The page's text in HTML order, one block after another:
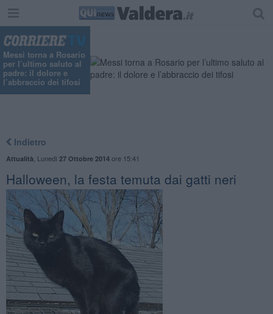
Messi torna a Rosario
per l’ultimo saluto al
padre: il dolore e
l’abbraccio dei tifosi
Indietro
Attualità Lunedì 27 Ottobre 2014ore 15:41
Halloween, la festa temuta dai gatti neri